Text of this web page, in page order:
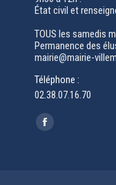
État civil et
TOUS les samedis
Permanence des
mairie@mairie-
Téléphone :
02.38.07.16.70
Trouvez nous sur :
Facebook